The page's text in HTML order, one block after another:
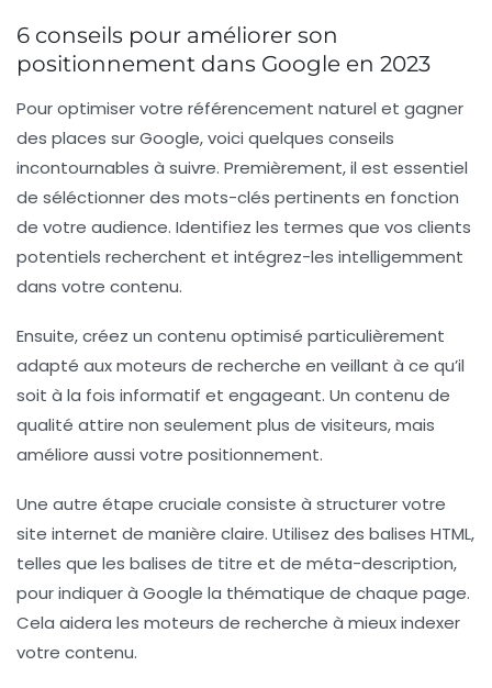
6 conseils pour améliorer son
positionnement dans Google en 2023
Pour optimiser votre référencement naturel et gagner
des places sur Google, voici quelques conseils
incontournables à suivre. Premièrement, il est essentiel
de séléctionner des mots-clés pertinents en fonction
de votre audience. Identifiez les termes que vos clients
potentiels recherchent et intégrez-les intelligemment
dans votre contenu.
Ensuite, créez un contenu optimisé particulièrement
adapté aux moteurs de recherche en veillant à ce qu’il
soit à la fois informatif et engageant. Un contenu de
qualité attire non seulement plus de visiteurs, mais
améliore aussi votre positionnement.
Une autre étape cruciale consiste à structurer votre
site internet de manière claire. Utilisez des balises HTML,
telles que les balises de titre et de méta-description,
pour indiquer à Google la thématique de chaque page.
Cela aidera les moteurs de recherche à mieux indexer
votre contenu.